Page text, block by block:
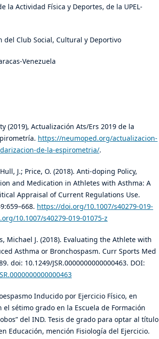
la Actividad Física y Deportes, de la UPEL-
del Club Social, Cultural y Deportivo
Venezuela
(2019), Actualización Ats/Ers 2019 de la
https://neumoped.org/actualizacion-
de-la-espirometria/.
J.; Price, O. (2018). Anti‐doping Policy,
and Medication in Athletes with Asthma: A
Appraisal of Current Regulations Use.
https://doi.org/10.1007/s40279-019-
10.1007/s40279-019-01075-z
Michael J. (2018). Evaluating the Athlete with
Asthma or Bronchospasm. Curr Sports Med
doi: 10.1249/JSR.0000000000000463. DOI:
Inducido por Ejercicio Físico, en
sétimo grado en la Escuela de Formación
del IND. Tesis de grado para optar al título
Educación, mención Fisiología del Ejercicio.